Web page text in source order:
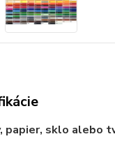
papier, sklo